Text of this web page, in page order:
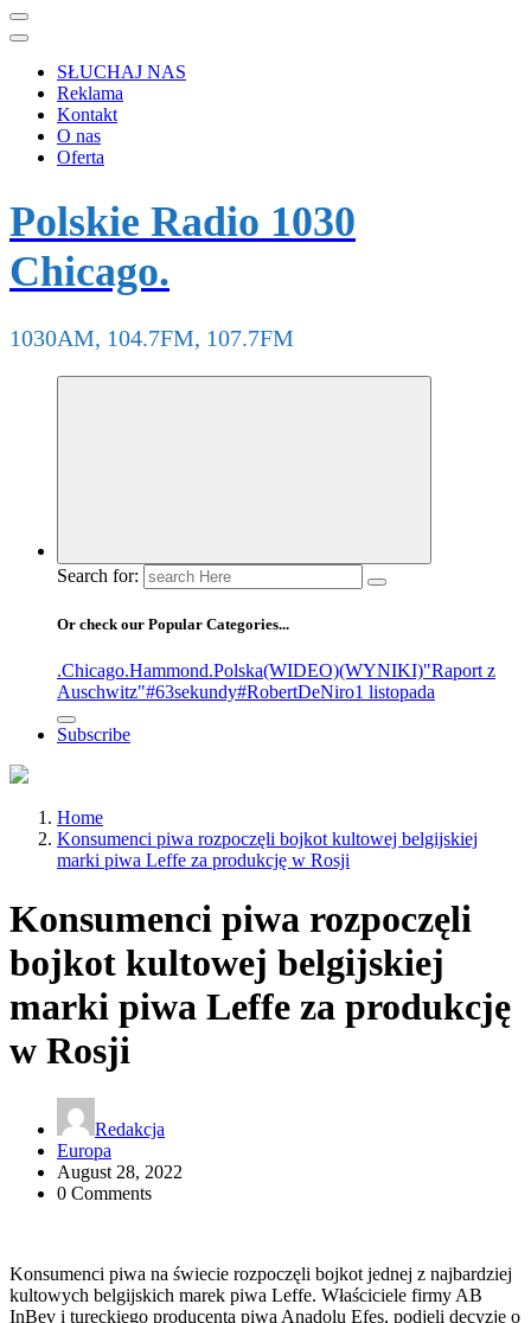
SŁUCHAJ NAS
Reklama
Kontakt
O nas
Oferta
Polskie Radio 1030
Chicago.
1030AM, 104.7FM, 107.7FM
Search for:
Or check our Popular Categories...
.Chicago.Hammond.Polska(WIDEO)(WYNIKI)"Raport z
Auschwitz"#63sekundy#RobertDeNiro1 listopada
Subscribe
Home
Konsumenci piwa rozpoczęli bojkot kultowej belgijskiej
marki piwa Leffe za produkcję w Rosji
Konsumenci piwa rozpoczęli
bojkot kultowej belgijskiej
marki piwa Leffe za produkcję
w Rosji
Redakcja
Europa
August 28, 2022
0 Comments
Konsumenci piwa na świecie rozpoczęli bojkot jednej z najbardziej
kultowych belgijskich marek piwa Leffe. Właściciele firmy AB
InBev i tureckiego producenta piwa Anadolu Efes, podjęli decyzję o